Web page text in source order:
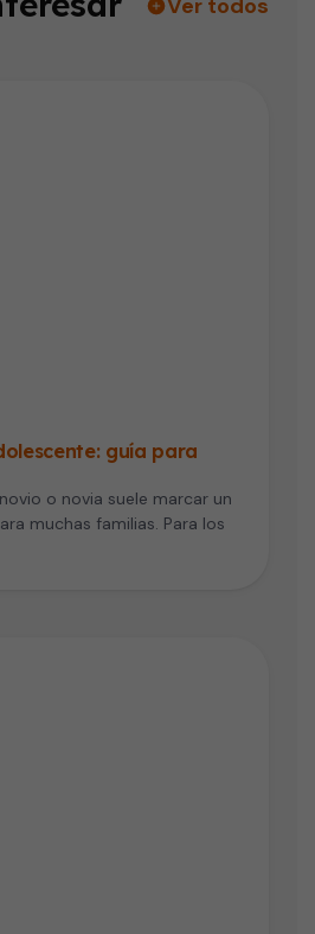
guía para
o novia suele marcar un
muchas familias. Para los